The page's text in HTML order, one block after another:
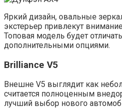
Яркий дизайн, овальные
экстерьер привлекут
Топовая модель будет
дополнительными опциями.
Вrilliance V5
Внешне V5 выглядит как
считается полноценным
лучший выбор нового